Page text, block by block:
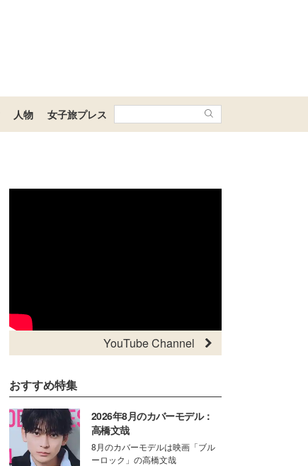
人物 女子旅プレス
YouTube Channel
おすすめ特集
2026年8月のカバーモデル：
高橋文哉
8月のカバーモデルは映画「ブル
ーロック」の高橋文哉